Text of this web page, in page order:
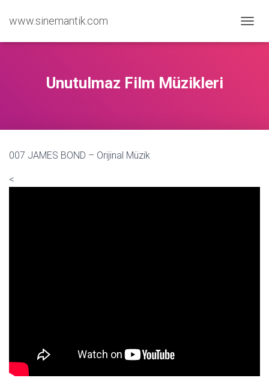
www.sinemantik.com
E
Unutulmaz Film Müzikleri
007 JAMES BOND – Orijinal Müzik
<